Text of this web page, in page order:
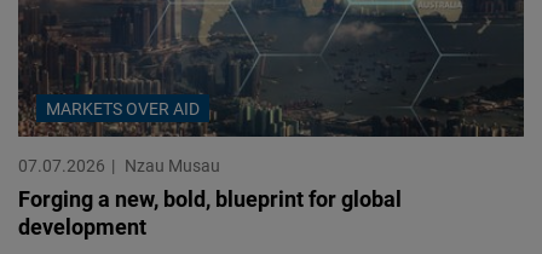
MARKETS OVER AID
07.07.2026 Nzau Musau
Forging a new, bold, blueprint for global
development